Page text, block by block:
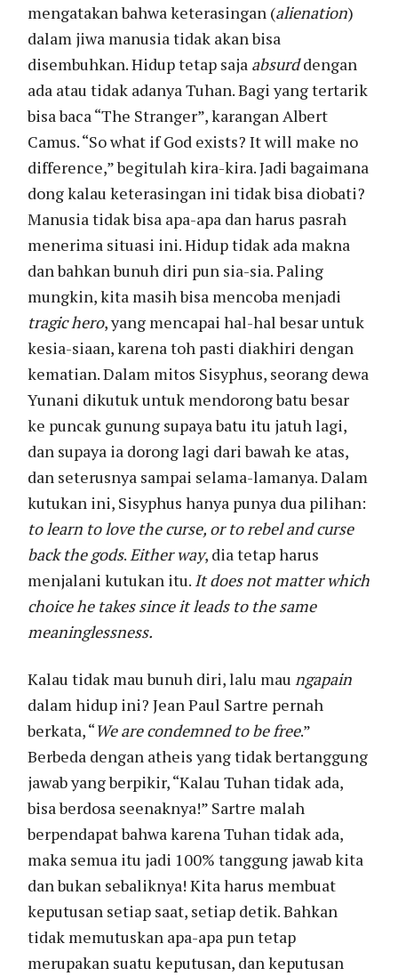
mengatakan bahwa keterasingan (alienation)
dalam jiwa manusia tidak akan bisa
disembuhkan. Hidup tetap saja absurddengan
ada atau tidak adanya Tuhan. Bagi yang tertarik
bisa baca “The Stranger”, karangan Albert
Camus. “So what if God exists? It will make no
difference,” begitulah kira-kira. Jadi bagaimana
dong kalau keterasingan ini tidak bisa diobati?
Manusia tidak bisa apa-apa dan harus pasrah
menerima situasi ini. Hidup tidak ada makna
dan bahkan bunuh diri pun sia-sia. Paling
mungkin, kita masih bisa mencoba menjadi
tragic hero, yang mencapai hal-hal besar untuk
kesia-siaan, karena toh pasti diakhiri dengan
kematian. Dalam mitos Sisyphus, seorang dewa
Yunani dikutuk untuk mendorong batu besar
ke puncak gunung supaya batu itu jatuh lagi,
dan supaya ia dorong lagi dari bawah ke atas,
dan seterusnya sampai selama-lamanya. Dalam
kutukan ini, Sisyphus hanya punya dua pilihan:
to learn to love the curse, or to rebel and curse
back the gods.Either way, dia tetap harus
menjalani kutukan itu. It does not matter which
choice he takes since it leads to the same
meaninglessness.
Kalau tidak mau bunuh diri, lalu maungapain
dalam hidup ini? Jean Paul Sartre pernah
berkata, “We are condemned to be free.”
Berbeda dengan atheis yang tidak bertanggung
jawab yang berpikir, “Kalau Tuhan tidak ada,
bisa berdosa seenaknya!” Sartre malah
berpendapat bahwa karena Tuhan tidak ada,
maka semua itu jadi 100% tanggung jawab kita
dan bukan sebaliknya! Kita harus membuat
keputusan setiap saat, setiap detik. Bahkan
tidak memutuskan apa-apa pun tetap
merupakan suatu keputusan, dan keputusan